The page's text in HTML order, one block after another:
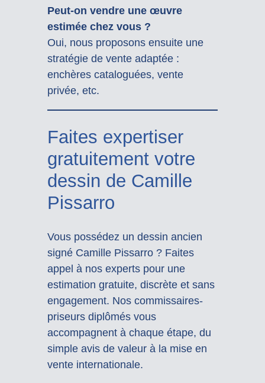
Peut-on vendre une œuvre
estimée chez vous ?
Oui, nous proposons ensuite une
stratégie de vente adaptée :
enchères cataloguées, vente
privée, etc.
Faites expertiser
gratuitement votre
dessin de Camille
Pissarro
Vous possédez un dessin ancien
signé Camille Pissarro ? Faites
appel à nos experts pour une
estimation gratuite, discrète et sans
engagement. Nos commissaires-
priseurs diplômés vous
accompagnent à chaque étape, du
simple avis de valeur à la mise en
vente internationale.